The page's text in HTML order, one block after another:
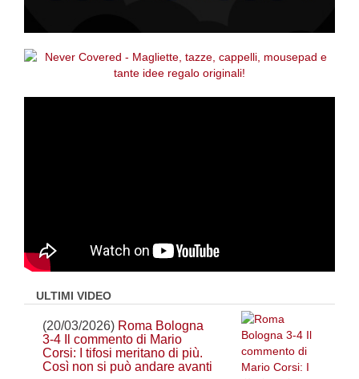
ULTIMI VIDEO
(20/03/2026) Roma Bologna
3-4 Il commento di Mario
Corsi: I tifosi meritano di più.
Così non si può andare avanti